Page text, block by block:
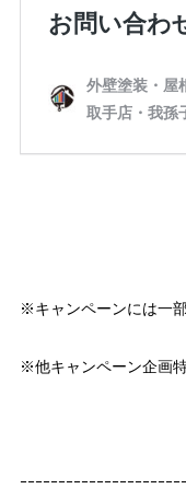
※キャンペーンには一
※他キャンペーン企画
ｰｰｰｰｰｰｰｰｰｰｰｰｰｰｰｰｰｰｰｰｰ